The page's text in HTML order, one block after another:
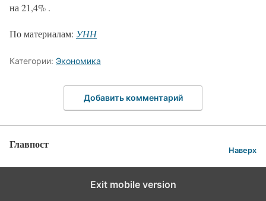
на 21,4% .
По материалам: УНН
Категории: Экономика
Добавить комментарий
Главпост Наверх
Exit mobile version